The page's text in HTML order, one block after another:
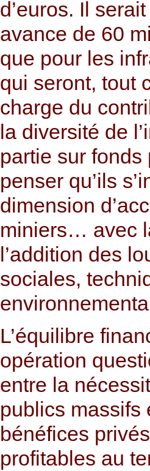
d’euros. Il
avance de 60
que pour les
qui seront, tout
charge du
la diversité de
partie sur
penser qu’ils
dimension
miniers… avec
l’addition des
sociales,
L’équilibre
opération
entre la
publics massifs
bénéfices
profitables au